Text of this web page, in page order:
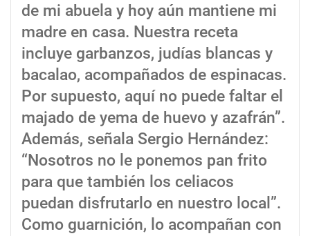
de mi abuela y hoy aún mantiene mi
madre en casa. Nuestra receta
incluye garbanzos, judías blancas y
bacalao, acompañados de espinacas.
Por supuesto, aquí no puede faltar el
majado de yema de huevo y azafrán”.
Además, señala Sergio Hernández:
“Nosotros no le ponemos pan frito
para que también los celiacos
puedan disfrutarlo en nuestro local”.
Como guarnición, lo acompañan con